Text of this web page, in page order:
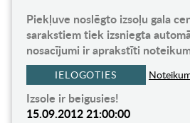
Piekļuve noslēgto izsoļu gala
sarakstiem tiek izsniegta
nosacījumi ir aprakstīti
IELOGOTIES
Izsole ir beigusies!
15.09.2012 21:00:00